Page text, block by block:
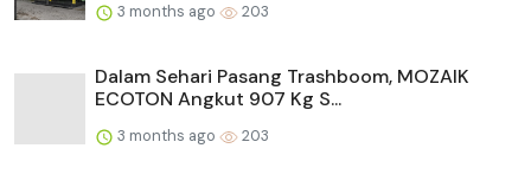
3 months ago 203
Dalam Sehari Pasang Trashboom, MOZAIK
ECOTON Angkut 907 Kg S...
3 months ago 203